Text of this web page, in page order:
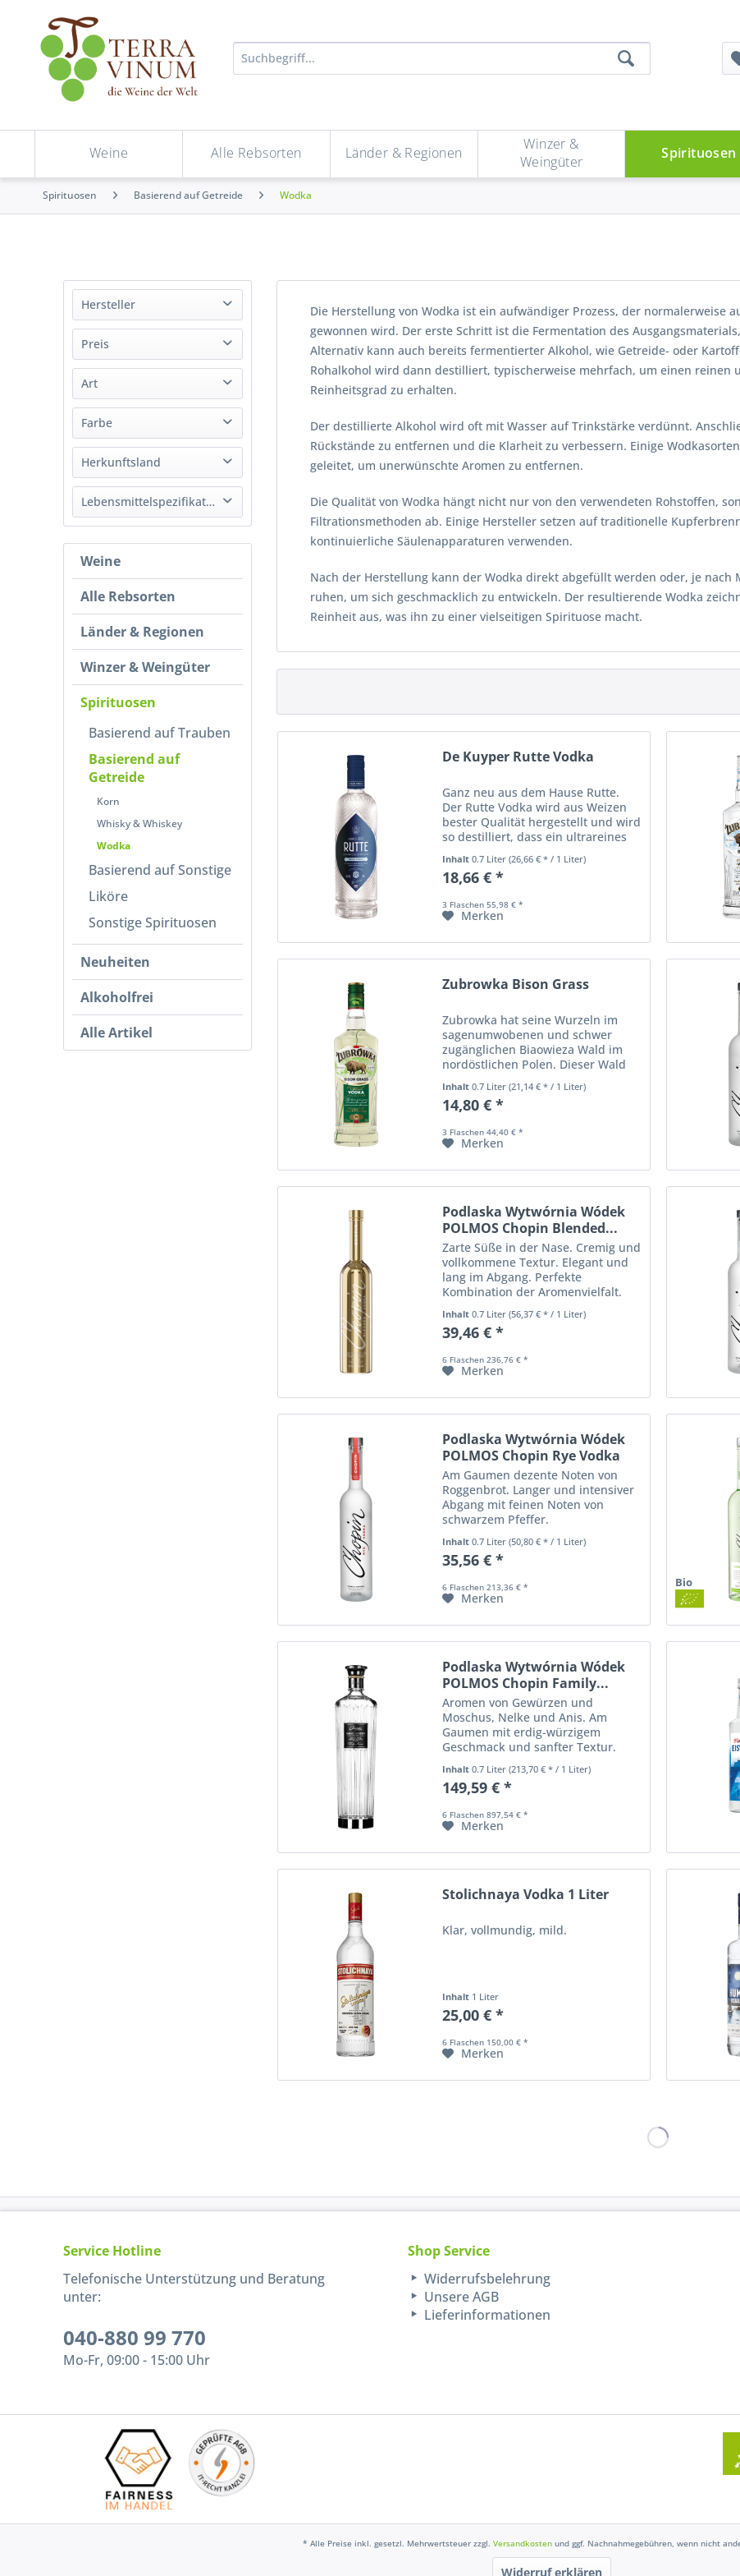
Weine Alle Rebsorten Länder & Regionen
Winzer &
Weingüter
Spirituosen
Spirituosen Basierend auf Getreide Wodka
Hersteller
Berliner BärenSiegel
De Kuyper
Nordbrand Nordhausen GmbH
Podlaska Wytwórnia Wódek Polmos
Simex Vertrieb GmbH & Co.KG
Sobieski
Zubrowka
Preis
von10,27 €bis149,59 €
Art
Spirituose
Farbe
Weiß
Herkunftsland
Lettland
NIederlande
Polen
Deutschland
Lebensmittelspezifikation
Bio
Vegan
Weine
Alle Rebsorten
Länder & Regionen
Winzer & Weingüter
Spirituosen
Basierend auf Trauben
Basierend auf
Getreide
Korn
Whisky & Whiskey
Wodka
Basierend auf Sonstige
Liköre
Sonstige Spirituosen
Neuheiten
Alkoholfrei
Alle Artikel
Die Herstellung von Wodka ist ein aufwändiger Prozess, der normalerweise
gewonnen wird. Der erste Schritt ist die Fermentation des
Alternativ kann auch bereits fermentierter Alkohol, wie Getreide- oder
Rohalkohol wird dann destilliert, typischerweise mehrfach, um einen reinen
Reinheitsgrad zu erhalten.
Der destillierte Alkohol wird oft mit Wasser auf Trinkstärke verdünnt.
Rückstände zu entfernen und die Klarheit zu verbessern. Einige
geleitet, um unerwünschte Aromen zu entfernen.
Die Qualität von Wodka hängt nicht nur von den verwendeten Rohstoffen,
Filtrationsmethoden ab. Einige Hersteller setzen auf traditionelle
kontinuierliche Säulenapparaturen verwenden.
Nach der Herstellung kann der Wodka direkt abgefüllt werden oder, je
ruhen, um sich geschmacklich zu entwickeln. Der resultierende Wodka
Reinheit aus, was ihn zu einer vielseitigen Spirituose macht.
De Kuyper Rutte Vodka
Ganz neu aus dem Hause Rutte.
Der Rutte Vodka wird aus Weizen
bester Qualität hergestellt und wird
so destilliert, dass ein ultrareines
Ergebnis erzielt wird. Indem die
Flüssigkeit langsamer durch die
Destillationskolonnen geleitet
Inhalt 0.7 Liter (26,66 € * / 1 Liter)
18,66 € *
3 Flaschen 55,98 € *
Merken
Zubrowka Bison Grass
Zubrowka hat seine Wurzeln im
sagenumwobenen und schwer
zugänglichen Biaowieza Wald im
nordöstlichen Polen. Dieser Wald
ist die Heimat der Bisons, die hier
das aromatische Bisongras, auch
duftendes Mariengras genannt,
Inhalt 0.7 Liter (21,14 € * / 1 Liter)
14,80 € *
3 Flaschen 44,40 € *
Merken
Podlaska Wytwórnia Wódek
POLMOS Chopin Blended...
Zarte Süße in der Nase. Cremig und
vollkommene Textur. Elegant und
lang im Abgang. Perfekte
Kombination der Aromenvielfalt.
Inhalt 0.7 Liter (56,37 € * / 1 Liter)
39,46 € *
6 Flaschen 236,76 € *
Merken
Podlaska Wytwórnia Wódek
POLMOS Chopin Rye Vodka
Am Gaumen dezente Noten von
Roggenbrot. Langer und intensiver
Abgang mit feinen Noten von
schwarzem Pfeffer.
Inhalt 0.7 Liter (50,80 € * / 1 Liter)
35,56 € *
6 Flaschen 213,36 € *
Merken
Bio
Podlaska Wytwórnia Wódek
POLMOS Chopin Family...
Aromen von Gewürzen und
Moschus, Nelke und Anis. Am
Gaumen mit erdig-würzigem
Geschmack und sanfter Textur.
Inhalt 0.7 Liter (213,70 € * / 1 Liter)
149,59 € *
6 Flaschen 897,54 € *
Merken
Stolichnaya Vodka 1 Liter
Klar, vollmundig, mild.
Inhalt 1 Liter
25,00 € *
6 Flaschen 150,00 € *
Merken
Service Hotline
Telefonische Unterstützung und Beratung
unter:
040-880 99 770
Mo-Fr, 09:00 - 15:00 Uhr
Shop Service
Widerrufsbelehrung
Unsere AGB
Lieferinformationen
* Alle Preise inkl. gesetzl. Mehrwertsteuer zzgl. Versandkostenund ggf. Nachnahmegebühren, wenn nicht
Widerruf erklären